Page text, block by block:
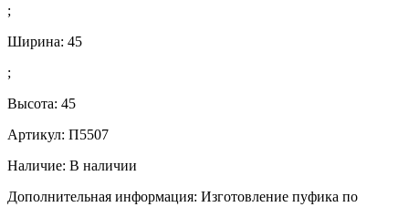
;
Ширина: 45
;
Высота: 45
Артикул: П5507
Наличие: В наличии
Дополнительная информация: Изготовление пуфика по